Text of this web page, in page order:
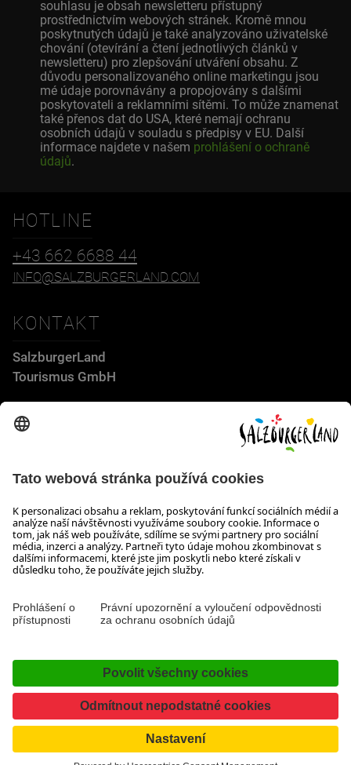
souhlasu je obsah newsletteru přístupný
prostřednictvím webových stránek. Kromě mnou
poskytnutých údajů je také analyzováno uživatelské
chování (otevírání a čtení jednotlivých článků v
newsletteru) pro zlepšování utváření obsahu. Z
důvodu personalizovaného online marketingu jsou
mé údaje porovnávány a propojovány s dalšími
poskytovateli a reklamními sítěmi. To může znamenat
také přenos dat do USA, které nemají ochranu
osobních údajů v souladu s předpisy v EU. Další
informace najdete v našem prohlášení o ochraně
údajů.
HOTLINE
+43 662 6688 44
INFO@SALZBURGERLAND.COM
KONTAKT
SalzburgerLand
Tourismus GmbH
Wiener Bundesstraße 23
5300 Hallwang
OTEVÍRACÍ DOBA
Těšíme se na Vaši poptávku!
KontaktProhlášení o přístupnosti
YouTubeInstagram
TikTokPinterest